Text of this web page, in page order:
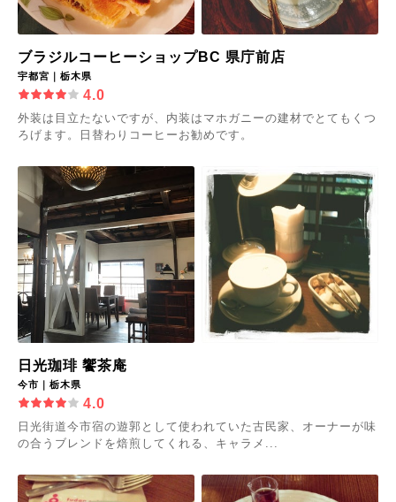
ブラジルコーヒーショップBC 県庁前店
宇都宮｜栃木県
4.0
外装は目立たないですが、内装はマホガニーの建材でとてもくつ
ろげます。日替わりコーヒーお勧めです。
日光珈琲 饗茶庵
今市｜栃木県
4.0
日光街道今市宿の遊郭として使われていた古民家、オーナーが味
の合うブレンドを焙煎してくれる、キャラメ...